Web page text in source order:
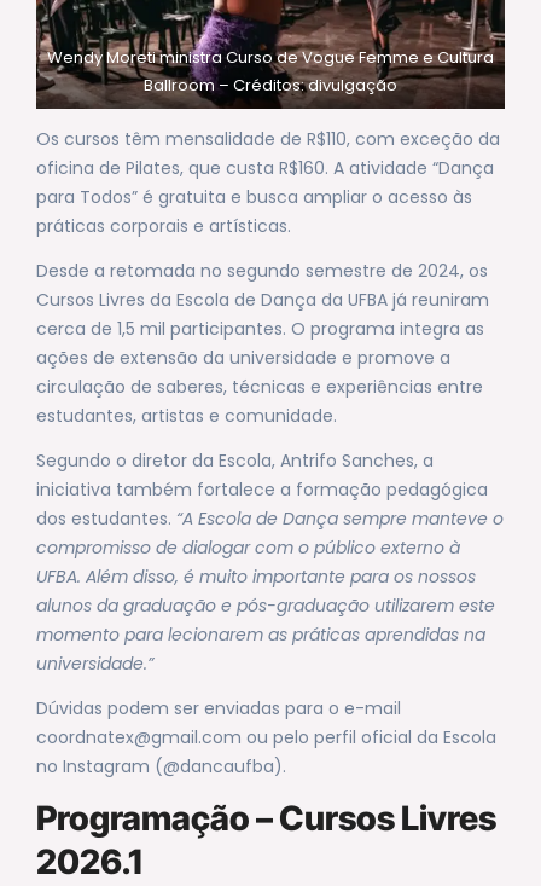
Wendy Moreti ministra Curso de Vogue Femme e Cultura
Ballroom – Créditos: divulgação
Os cursos têm mensalidade de R$110, com exceção da
oficina de Pilates, que custa R$160. A atividade “Dança
para Todos” é gratuita e busca ampliar o acesso às
práticas corporais e artísticas.
Desde a retomada no segundo semestre de 2024, os
Cursos Livres da Escola de Dança da UFBA já reuniram
cerca de 1,5 mil participantes. O programa integra as
ações de extensão da universidade e promove a
circulação de saberes, técnicas e experiências entre
estudantes, artistas e comunidade.
Segundo o diretor da Escola, Antrifo Sanches, a
iniciativa também fortalece a formação pedagógica
dos estudantes. “A Escola de Dança sempre manteve o
compromisso de dialogar com o público externo à
UFBA. Além disso, é muito importante para os nossos
alunos da graduação e pós-graduação utilizarem este
momento para lecionarem as práticas aprendidas na
universidade.”
Dúvidas podem ser enviadas para o e-mail
coordnatex@gmail.com ou pelo perfil oficial da Escola
no Instagram (@dancaufba).
Programação – Cursos Livres
2026.1